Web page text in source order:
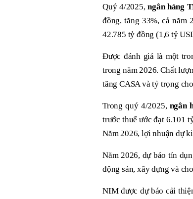
Quý 4/2025,ngân hàng
đồng, tăng 33%, cả năm
42.785 tỷ đồng (1,6 tỷ
Được đánh giá là một
trong năm 2026. Chất
tăng CASA và tỷ trọng
Trong quý 4/2025, ngân
trước thuế ước đạt 6.101
Năm 2026, lợi nhuận dự
Năm 2026, dự báo tín
động sản, xây dựng và
NIM được dự báo cải